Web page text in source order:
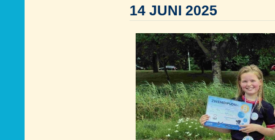
14 JUNI 2025